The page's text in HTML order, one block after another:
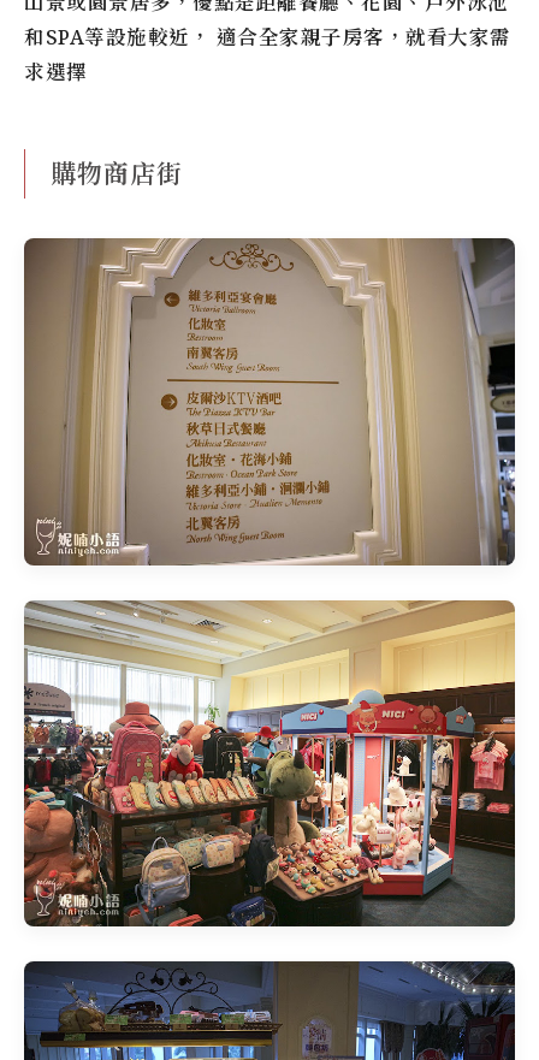
和SPA等設施較近， 適合全家親子房客，就看大家需
求選擇
購物商店街